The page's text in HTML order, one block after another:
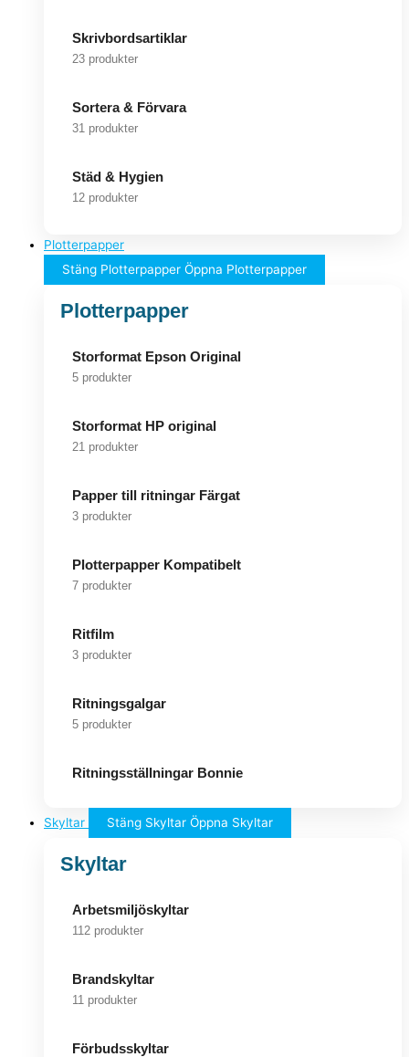
Skrivbordsartiklar
23 produkter
Sortera & Förvara
31 produkter
Städ & Hygien
12 produkter
Plotterpapper
Stäng Plotterpapper Öppna Plotterpapper
Plotterpapper
Storformat Epson Original
5 produkter
Storformat HP original
21 produkter
Papper till ritningar Färgat
3 produkter
Plotterpapper Kompatibelt
7 produkter
Ritfilm
3 produkter
Ritningsgalgar
5 produkter
Ritningsställningar Bonnie
Skyltar Stäng Skyltar Öppna Skyltar
Skyltar
Arbetsmiljöskyltar
112 produkter
Brandskyltar
11 produkter
Förbudsskyltar